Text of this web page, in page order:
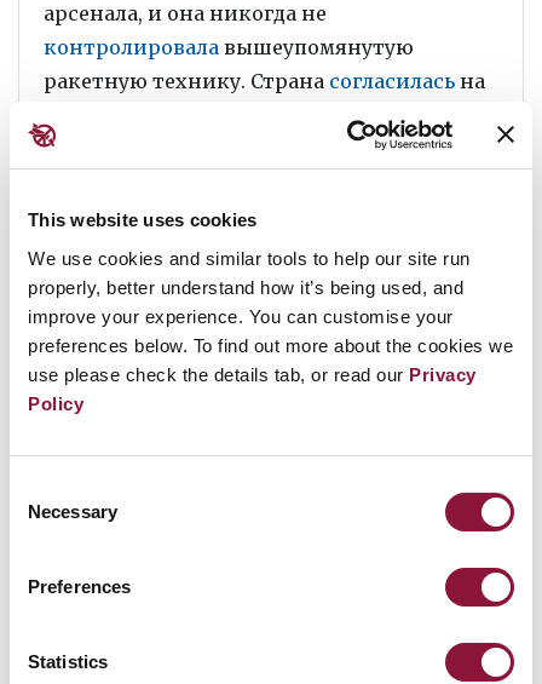
This website uses cookies
We use cookies and similar tools to help our site run
properly, better understand how it’s being used, and
improve your experience. You can customise your
preferences below. To find out more about the cookies we
use please check the details tab, or read our Privacy
Policy
Selection
Necessary
Preferences
Statistics
арсенала, и она никогда не
контролировала вышеупомянутую
ракетную технику. Страна согласилась на
вывод бывшего советского оружия,
подписала в 1992 Лиссабонский протокол,
Договору о нераспространении ядерного
оружия в 1994 году в качестве неядерного
государства. Передача всех ядерных
материалов заняла некоторое время, но к
2001году, все ядерное оружие было
передано в Россию для демонтажа, и все
пусковые установки выведены из строя.
Некоторые могут задаться вопросом,
ее территории все еще было размещено
исторических доказательств в пользу того,